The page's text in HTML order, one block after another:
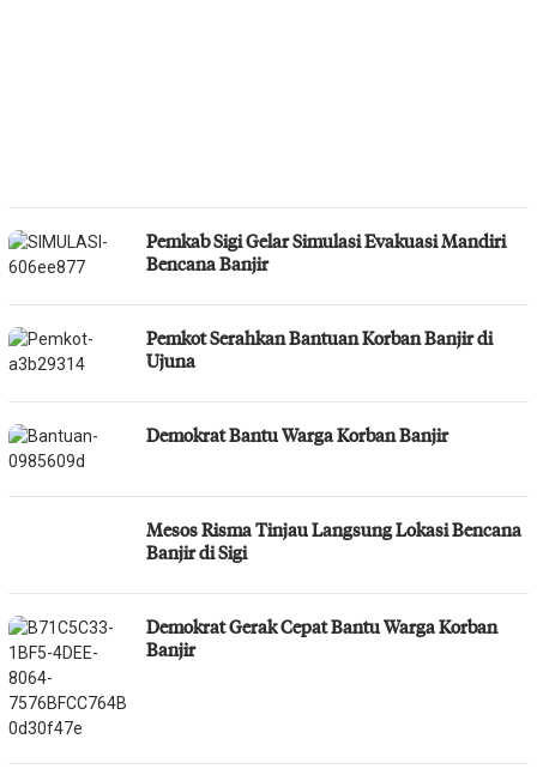
Pemkab Sigi Gelar Simulasi Evakuasi Mandiri
Bencana Banjir
Pemkot Serahkan Bantuan Korban Banjir di
Ujuna
Demokrat Bantu Warga Korban Banjir
Mesos Risma Tinjau Langsung Lokasi Bencana
Banjir di Sigi
Demokrat Gerak Cepat Bantu Warga Korban
Banjir